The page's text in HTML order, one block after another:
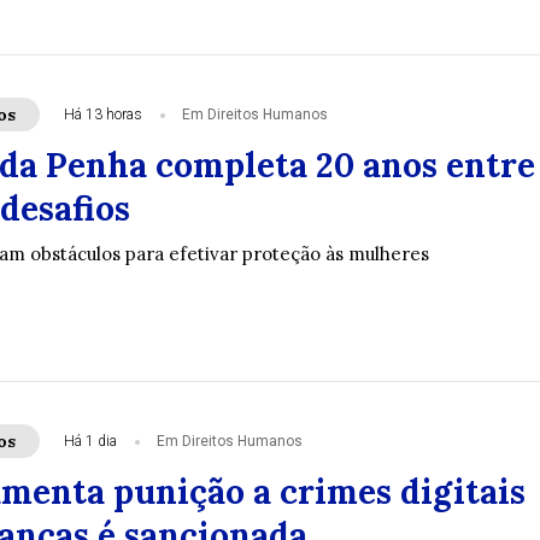
Há 13 horas Em Direitos Humanos
Penha completa 20 anos entre
obstáculos para efetivar proteção às mulheres
Há 1 dia Em Direitos Humanos
punição a crimes digitais